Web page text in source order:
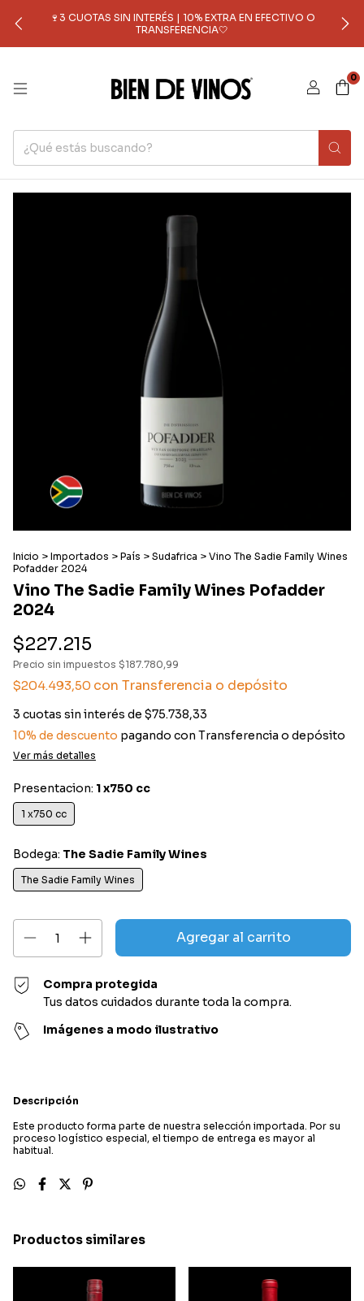
🍷3 CUOTAS SIN INTERÉS | 10% EXTRA EN EFECTIVO O
TRANSFERENCIA🤍
0
Inicio > Importados > País > Sudafrica > Vino The Sadie Family Wines
Pofadder 2024
Vino The Sadie Family Wines Pofadder
2024
$227.215
Precio sin impuestos $187.780,99
$204.493,50 con Transferencia o depósito
3 cuotas sin interés de $75.738,33
10% de descuento pagando con Transferencia o depósito
Ver más detalles
Presentacion: 1 x750 cc
1 x750 cc
Bodega: The Sadie Family Wines
The Sadie Family Wines
Compra protegida
Tus datos cuidados durante toda la compra.
Imágenes a modo ilustrativo
Descripción
Este producto forma parte de nuestra selección importada. Por su
proceso logístico especial, el tiempo de entrega es mayor al
habitual.
Productos similares